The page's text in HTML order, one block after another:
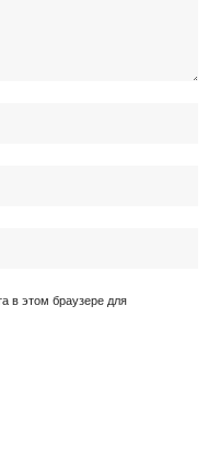
в этом браузере для